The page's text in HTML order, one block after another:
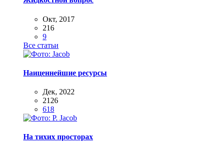
Окт, 2017
216
9
Все статьи
Наиценнейшие ресурсы
Дек, 2022
2126
618
На тихих просторах